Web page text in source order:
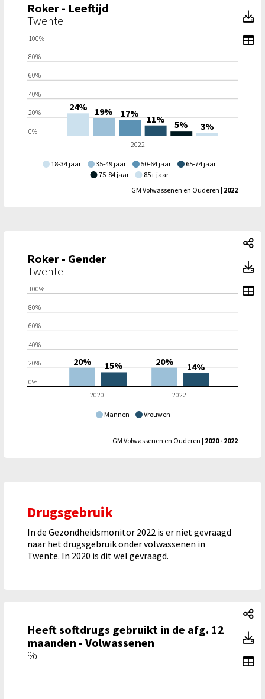
Roker - Leeftijd
Twente
18-34 jaar 35-49 jaar 50-64 jaar
65-74 jaar
75-84 jaar
85+ jaar
2022
0%
20%
40%
60%
80%
100%
24% 19% 17% 11% 5% 3%
GM Volwassenen en Ouderen | 2022
Roker - Gender
Twente
Mannen Vrouwen
2020 2022
0%
20%
40%
60%
80%
100%
20% 20%
15% 14%
GM Volwassenen en Ouderen | 2020 - 2022
Drugsgebruik
In de Gezondheidsmonitor 2022 is er niet gevraagd
naar het drugsgebruik onder volwassenen in
Twente. In 2020 is dit wel gevraagd.
Heeft softdrugs gebruikt in de afg. 12
maanden - Volwassenen
%